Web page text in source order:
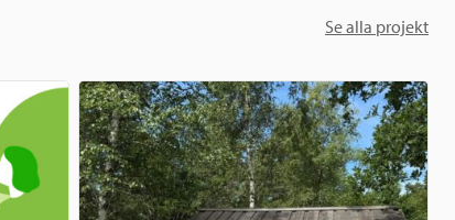
Se alla projekt